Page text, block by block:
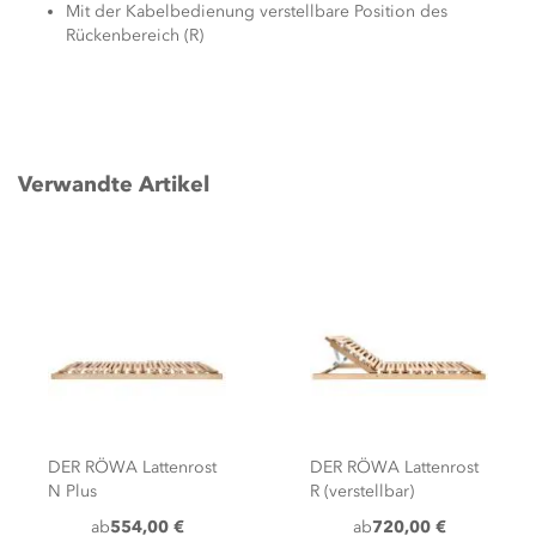
Mit der Kabelbedienung verstellbare Position des
Rückenbereich (R)
Verwandte Artikel
DER RÖWA Lattenrost
R (verstellbar)
ab720,00 €
DER RÖWA Lattenrost
RF (verstellbar)
ab831,00 €